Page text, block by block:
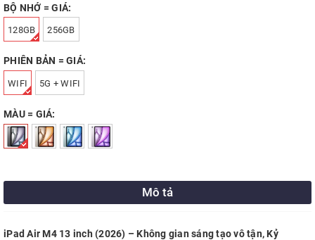
BỘ NHỚ = GIÁ:
128GB 256GB
PHIÊN BẢN = GIÁ:
WIFI 5G + WIFI
MÀU = GIÁ:
Mô tả
iPad Air M4 13 inch (2026) – Không gian sáng tạo vô tận, Kỷ